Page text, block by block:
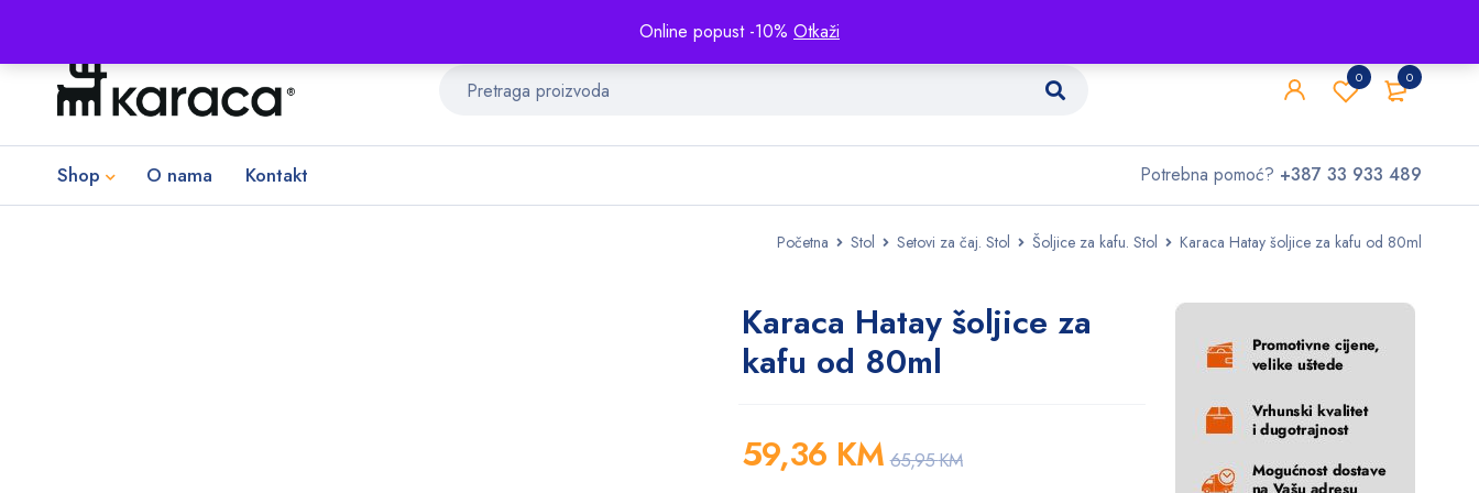
Online popust -10% Otkaži
0
0
Shop O nama Kontakt Potrebna pomoć? +387 33 933 489
Početna Stol Setovi za čaj. Stol Šoljice za kafu. Stol Karaca Hatay šoljice za kafu od 80ml
Karaca Hatay šoljice za
kafu od 80ml
65,95KM
59,36 KM